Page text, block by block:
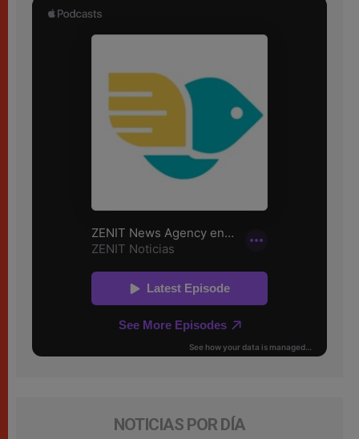
NOTICIAS POR DÍA